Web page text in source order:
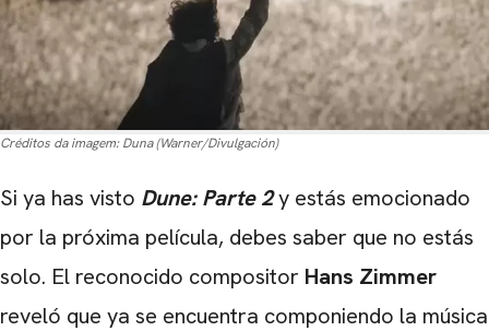
Créditos da imagem: Duna (Warner/Divulgación)
Si ya has visto Dune: Parte 2y estás emocionado
por la próxima película, debes saber que no estás
solo. El reconocido compositor Hans Zimmer
reveló que ya se encuentra componiendo la música